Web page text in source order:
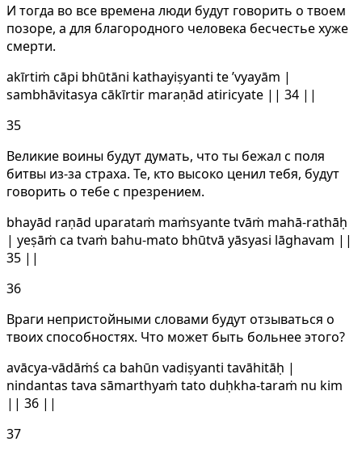
И тогда во все времена люди будут говорить о твоем
позоре, а для благородного человека бесчестье хуже
смерти.
akīrtiṁ cāpi bhūtāni kathayiṣyanti te ’vyayām |
sambhāvitasya cākīrtir maraṇād atiricyate || 34 ||
35
Великие воины будут думать, что ты бежал с поля
битвы из-за страха. Те, кто высоко ценил тебя, будут
говорить о тебе с презрением.
bhayād raṇād uparataṁ maṁsyante tvāṁ mahā-rathāḥ
| yeṣāṁ ca tvaṁ bahu-mato bhūtvā yāsyasi lāghavam ||
35 ||
36
Враги непристойными словами будут отзываться о
твоих способностях. Что может быть больнее этого?
avācya-vādāṁś ca bahūn vadiṣyanti tavāhitāḥ |
nindantas tava sāmarthyaṁ tato duḥkha-taraṁ nu kim
|| 36 ||
37